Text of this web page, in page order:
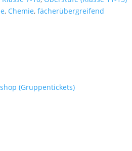
, Chemie, fächerübergreifend
(Gruppentickets)